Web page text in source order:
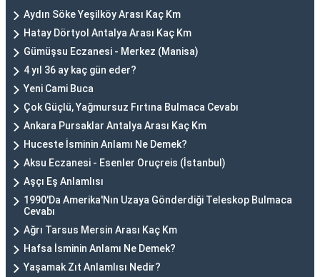
Aydın Söke Yeşilköy Arası Kaç Km
Hatay Dörtyol Antalya Arası Kaç Km
Gümüşsu Eczanesi - Merkez (Manisa)
4 yıl 36 ay kaç gün eder?
Yeni Cami Buca
Çok Güçlü, Yağmursuz Fırtına Bulmaca Cevabı
Ankara Pursaklar Antalya Arası Kaç Km
Huceste İsminin Anlamı Ne Demek?
Aksu Eczanesi - Esenler Oruçreis (İstanbul)
Aşçı Eş Anlamlısı
1990'Da Amerika'Nın Uzaya Gönderdiği Teleskop Bulmaca
Cevabı
Ağrı Tarsus Mersin Arası Kaç Km
Hafsa İsminin Anlamı Ne Demek?
Yaşamak Zıt Anlamlısı Nedir?